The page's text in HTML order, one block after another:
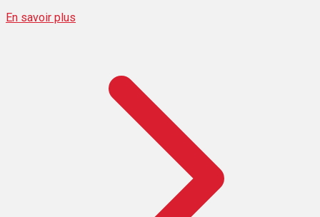
En savoir plus